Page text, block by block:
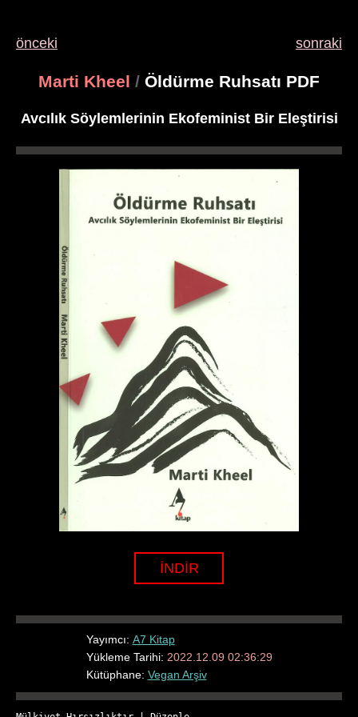
önceki sonraki
Marti Kheel / Öldürme Ruhsatı PDF
Avcılık Söylemlerinin Ekofeminist Bir Eleştirisi
İNDİR
Yayımcı: A7 Kitap
Yükleme Tarihi: 2022.12.09 02:36:29
Kütüphane: Vegan Arşiv